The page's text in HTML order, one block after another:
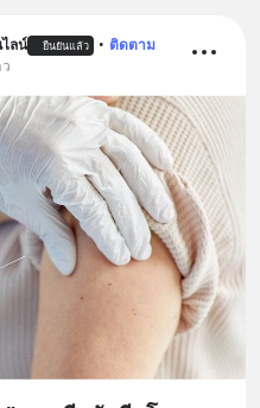
ลน์ ยืนยันแล้ว • ติดตาม